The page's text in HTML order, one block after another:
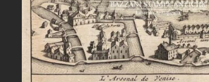
AGGIUNGI AL CARRELLO /